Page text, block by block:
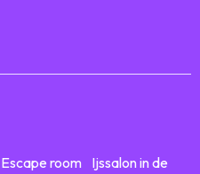
Escape room Ijssalon in de